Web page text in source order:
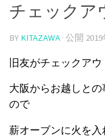
チェックア
BY KITAZAWA · 公開
旧友がチェックア
大阪からお越しと
ので
薪オーブンに火を